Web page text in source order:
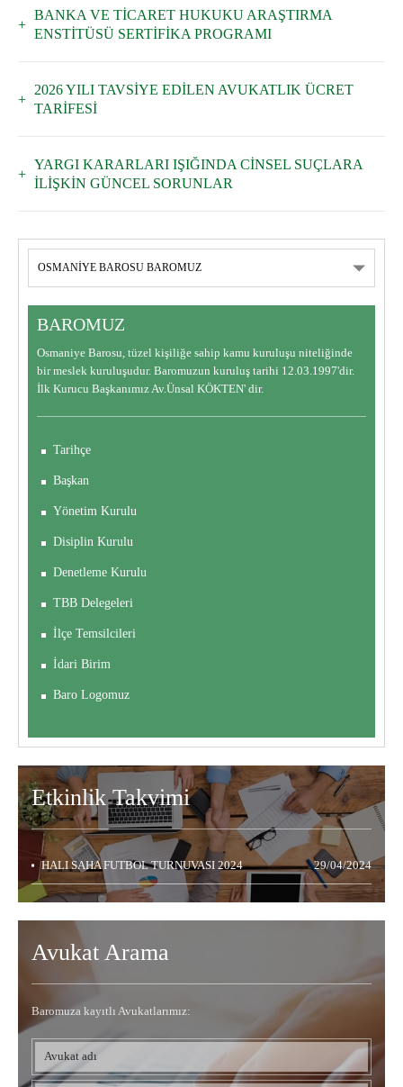
BANKA VE TİCARET HUKUKU ARAŞTIRMA
ENSTİTÜSÜ SERTİFİKA PROGRAMI
2026 YILI TAVSİYE EDİLEN AVUKATLIK ÜCRET
TARİFESİ
YARGI KARARLARI IŞIĞINDA CİNSEL SUÇLARA
İLİŞKİN GÜNCEL SORUNLAR
BAROMUZ
Osmaniye Barosu, tüzel kişiliğe sahip kamu kuruluşu niteliğinde
bir meslek kuruluşudur. Baromuzun kuruluş tarihi 12.03.1997'dir.
İlk Kurucu Başkanımız Av.Ünsal KÖKTEN' dir.
Tarihçe
Başkan
Yönetim Kurulu
Disiplin Kurulu
Denetleme Kurulu
TBB Delegeleri
İlçe Temsilcileri
İdari Birim
Baro Logomuz
EtkinlikTakvimi
29/04/2024
HALI SAHA FUTBOL TURNUVASI 2024
Avukat Arama
Baromuza kayıtlı Avukatlarımız: